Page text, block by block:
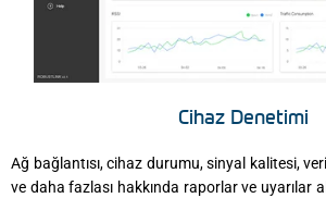
Cihaz Denetimi
Ağ bağlantısı, cihaz durumu, sinyal kalitesi,
ve daha fazlası hakkında raporlar ve uyarılar